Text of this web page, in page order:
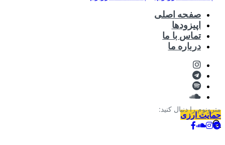
مترونوم را دنبال کنید:
صفحه اصلی
اپیزودها
تماس با ما
درباره ما
حمایت ارزی